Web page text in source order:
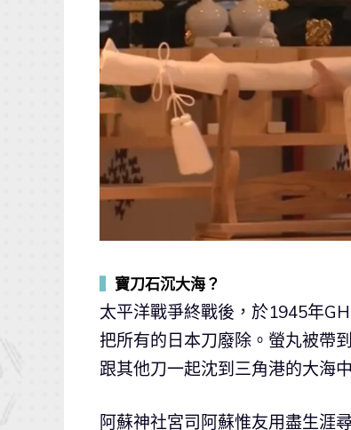
寶刀石沉大海？
太平洋戰爭終戰後，於1945年
把所有的日本刀廢除。螢丸被帶
跟其他刀一起沈到三角港的大海
阿蘇神社宮司阿蘇惟友用盡生涯